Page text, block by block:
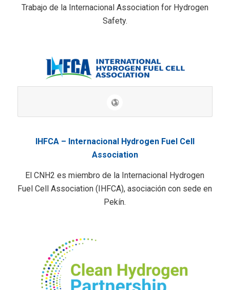
Trabajo de la Internacional Association for Hydrogen
Safety.
IHFCA – Internacional Hydrogen Fuel Cell
Association
El CNH2 es miembro de la Internacional Hydrogen
Fuel Cell Association (IHFCA), asociación con sede en
Pekín.